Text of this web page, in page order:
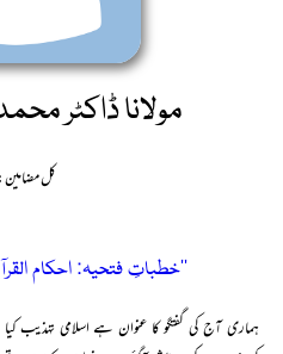
مولانا ڈاکٹر
کل مضامین:
’’خطباتِ فتحیہ: احکام
ہماری آج کی گفتگو کا عنوان ہے اسلامی